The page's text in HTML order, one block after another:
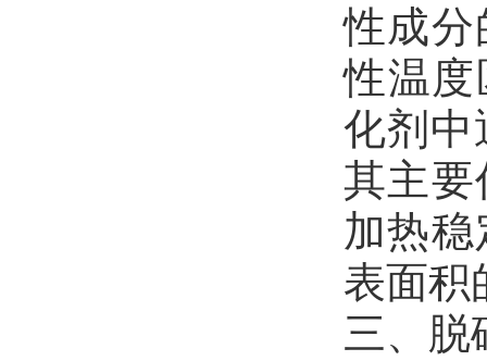
性成分
性温
化剂中
其主要
加热
表面积
三、脱